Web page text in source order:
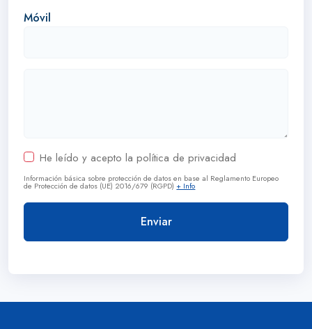
Móvil
He leído y acepto la política de privacidad
Información básica sobre protección de datos en base al Reglamento Europeo
de Protección de datos (UE) 2016/679 (RGPD)+ Info